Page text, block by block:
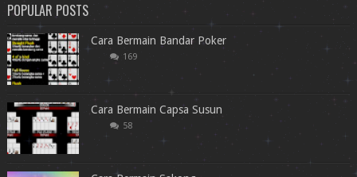
POPULAR POSTS
Cara Bermain Bandar Poker
169
Cara Bermain Capsa Susun
58